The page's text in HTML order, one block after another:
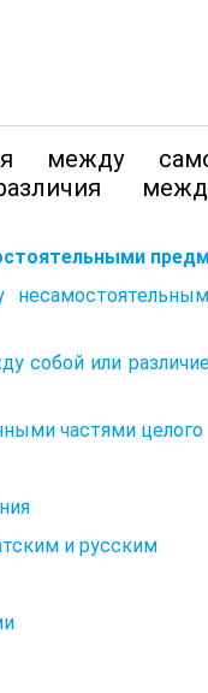
собой или
частями целого
и русским